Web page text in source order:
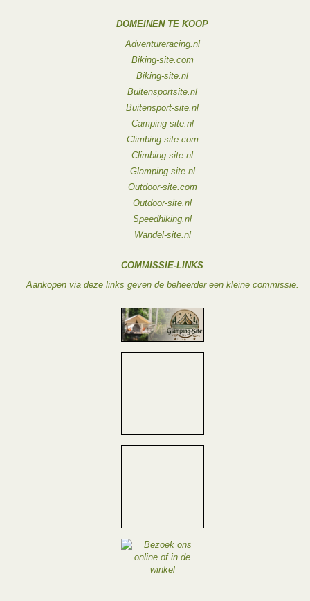
DOMEINEN TE KOOP
Adventureracing.nl
Biking-site.com
Biking-site.nl
Buitensportsite.nl
Buitensport-site.nl
Camping-site.nl
Climbing-site.com
Climbing-site.nl
Glamping-site.nl
Outdoor-site.com
Outdoor-site.nl
Speedhiking.nl
Wandel-site.nl
COMMISSIE-LINKS
Aankopen via deze links geven de beheerder een kleine commissie.